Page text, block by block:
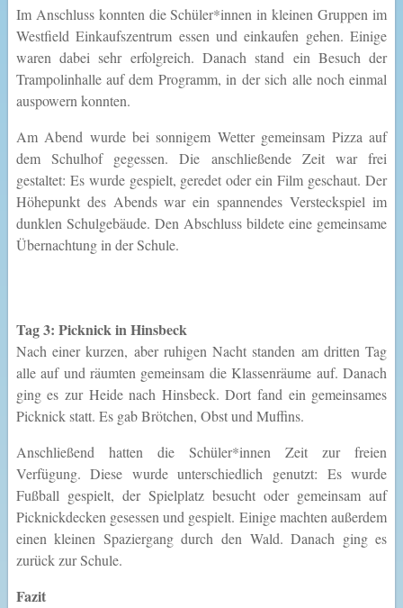
Im Anschluss konnten die Schüler*innen in kleinen Gruppen im
Westfield Einkaufszentrum essen und einkaufen gehen. Einige
waren dabei sehr erfolgreich. Danach stand ein Besuch der
Trampolinhalle auf dem Programm, in der sich alle noch einmal
auspowern konnten.
Am Abend wurde bei sonnigem Wetter gemeinsam Pizza auf
dem Schulhof gegessen. Die anschließende Zeit war frei
gestaltet: Es wurde gespielt, geredet oder ein Film geschaut. Der
Höhepunkt des Abends war ein spannendes Versteckspiel im
dunklen Schulgebäude. Den Abschluss bildete eine gemeinsame
Übernachtung in der Schule.
Tag 3: Picknick in Hinsbeck
Nach einer kurzen, aber ruhigen Nacht standen am dritten Tag
alle auf und räumten gemeinsam die Klassenräume auf. Danach
ging es zur Heide nach Hinsbeck. Dort fand ein gemeinsames
Picknick statt. Es gab Brötchen, Obst und Muffins.
Anschließend hatten die Schüler*innen Zeit zur freien
Verfügung. Diese wurde unterschiedlich genutzt: Es wurde
Fußball gespielt, der Spielplatz besucht oder gemeinsam auf
Picknickdecken gesessen und gespielt. Einige machten außerdem
einen kleinen Spaziergang durch den Wald. Danach ging es
zurück zur Schule.
Fazit